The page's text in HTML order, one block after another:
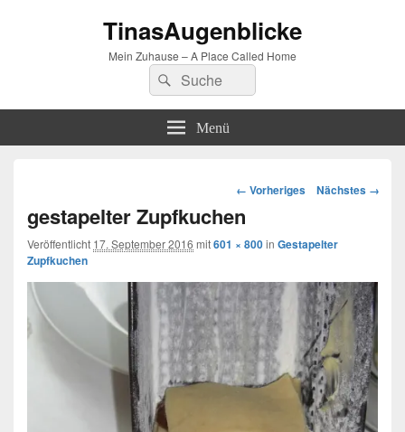
TinasAugenblicke
Mein Zuhause – A Place Called Home
Suchen
nach:
Suchen
Menü
Bilder-
← Vorheriges Nächstes →
gestapelter Zupfkuchen
Veröffentlicht 17. September 2016 mit601 × 800in Gestapelter
Zupfkuchen